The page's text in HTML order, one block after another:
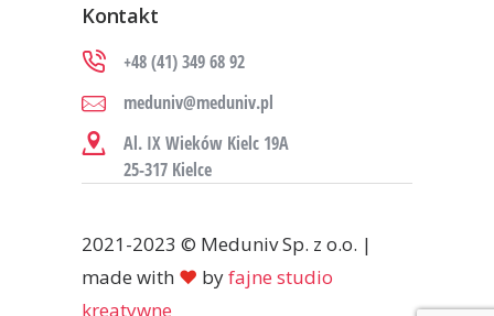
Kontakt
+48 (41) 349 68 92
meduniv@meduniv.pl
Al. IX Wieków Kielc 19A
25-317 Kielce
2021-2023 © Meduniv Sp. z o.o. |
made with ♥ byfajne studio
kreatywne